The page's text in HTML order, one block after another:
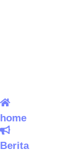
home
Berita